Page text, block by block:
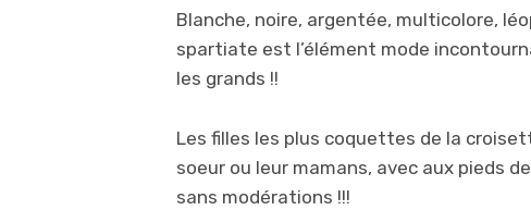
Blanche, noire, argentée, multicolore,
spartiate est l’élément mode
les grands !!
Les filles les plus coquettes de la
soeur ou leur mamans, avec aux pieds
sans modérations !!!